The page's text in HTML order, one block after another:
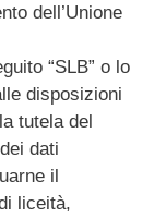
dell’Unione
“SLB” o lo
disposizioni
tutela del
dati
il
liceità,